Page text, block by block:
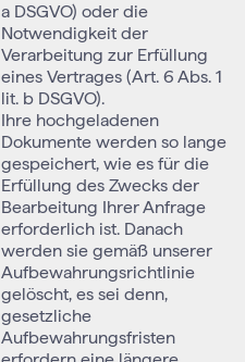
a DSGVO) oder die
Notwendigkeit der
Verarbeitung zur Erfüllung
eines Vertrages (Art. 6 Abs. 1
lit. b DSGVO).
Ihre hochgeladenen
Dokumente werden so lange
gespeichert, wie es für die
Erfüllung des Zwecks der
Bearbeitung Ihrer Anfrage
erforderlich ist. Danach
werden sie gemäß unserer
Aufbewahrungsrichtlinie
gelöscht, es sei denn,
gesetzliche
Aufbewahrungsfristen